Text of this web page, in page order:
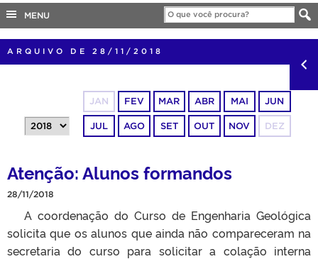
COBALTO
CONCURSOS
EDITAIS
INTERNACIONAL
PORTARIAS
MENU
ARQUIVO DE 28/11/2018
JAN FEV MAR ABR MAI JUN
JUL AGO SET OUT NOV DEZ
Atenção: Alunos formandos
28/11/2018
A coordenação do Curso de Engenharia Geológica
solicita que os alunos que ainda não compareceram na
secretaria do curso para solicitar a colação interna